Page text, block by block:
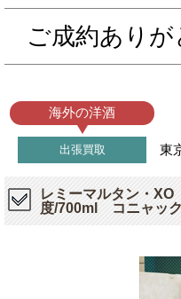
ご成約ありが
海外の洋酒
出張買取 東
レミーマルタン・
度/700ml コニャッ